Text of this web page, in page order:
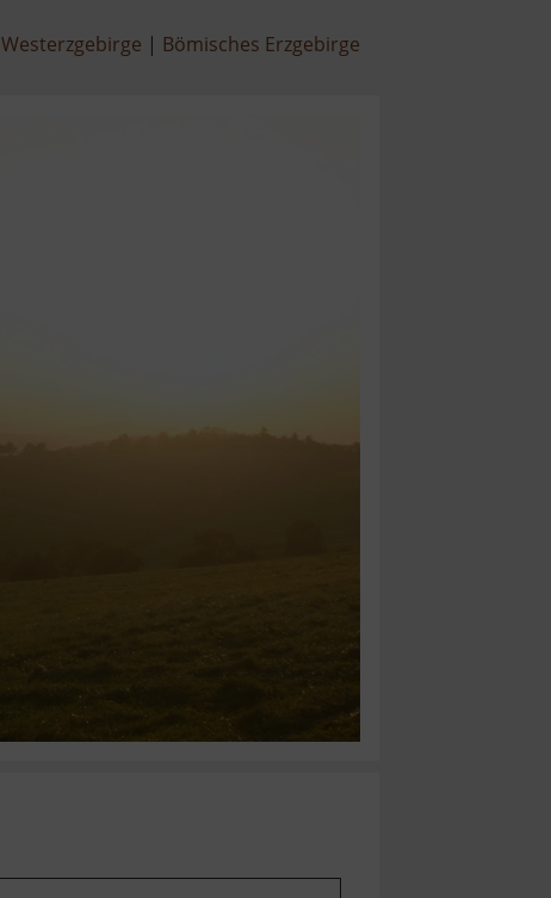
Westerzgebirge Bömisches Erzgebirge